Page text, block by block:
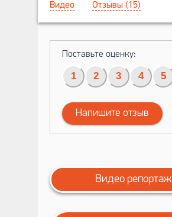
Видео Отзывы (15)
Поставьте оценку:
1 2 3 4 5
Напишите отзыв
Видео репортаж